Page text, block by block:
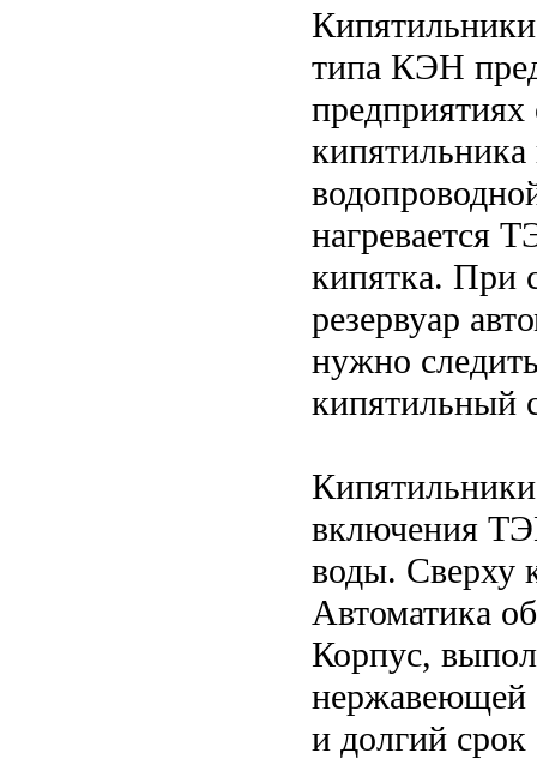
типа КЭН
кипятильника
нагревается
кипятка. При
резервуар
нужно
кипятильный
включения
воды. Сверху
Автоматика
Корпус,
нержавеющей
и долгий